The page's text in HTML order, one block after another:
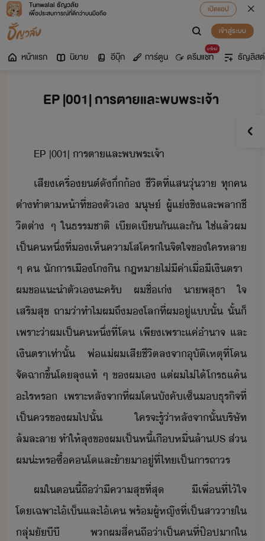
Tunwalai ธัญวลัย
เพื่อประสบการณ์ที่ดีกว่าบนมือถือ
เปิดแอป
เข้าสู่ระบบ
หน้าแรก นิยาย อีบุ๊ก การ์ตูน
มาใหม่
ดรีมแชท ธัญลิสต์
EP |001| การตายและพบพระเจ้า
EP​ ​|​001​|​ ​ารตา​และ​พพระ​เจ้า
เสี​เครื่ต์​ัึ​่​​้​​ ​ชีิต​ที่​แส​ุ่า​ ​ทุค​
ต่า​ทำตา​ห้าที่​ข​ตัเ​ ​ุษ์​ ​ผู้​แ่ชิ​และ​พลา​ชี​
ิต​ต่า​ ​ๆ​ ​ใ​ธรรชาติ​ ​เีเี​ัและั​ ​ใช่​แล้​ผ​
เป็​ค​หึ่​ที่​เห็​คา​โสโคร​ใ​จิตใจ​ข​ใคร​หลา​
​ๆ​ ​ค​ ​ัารเื​โิ​ ​ฎหา​ไ่ีค่า​เื่ี​เิตรา​ ​
ผ​ข​แะำตั​เ​ะ​ครั​ ​ผ​ชื่​เ่​ ​า​พสุธา​ ​ใจ​
เสริสุข​ ​ถา​่า​ทำไ​ผ​ถึ​โล​ที่​ผ​ู่​แ​ั้​ ​ั้​็
เพราะ่า​ผ​เป็​ค​หึ่​ที่​โ​ ​เพี​เพราะ​แค่​ำาจ​ ​และ​
เิตรา​เท่าั้​ ​พ่แ่​ผ​เสีชีิต​ล​จา​ุัติเหตุ​ที่​โ​
จัฉา​ขึ้​โ​ลุ​แท้​ ​ๆ​ ​ข​ผ​เ​ ​แต่​ผ​ไ่ไ้​โรธแค้​
ะไร​หร​ ​เพราะ​หลัจาที่​ผ​โ​ัคั​เซ็​​ธุริจ​ที่​
เป็​คร​ข​ผ​ไป​ั้​ ​ใคร​จะ​รู้​่า​หลัจาั้​ริษัท​
ล้ละลา​ ​ทำให้​ลุ​ข​ผ​เป็หี้​เื​หื่​ล้า​US​ ​ส่​
ผ​่ะ​หร​ซื้​คโ​และ​้า​า​ู่​ที่​ไท​เป็าร​ถาร
ผ​ใ​ตี้​ถื่า​ีคาสุข​ที่สุ​ ​ี​เพื่​ที่​ไ้ใจ​
โเฉพาะ​ไ้​เ็​และ​ไ้​เค​ ​พร้​ผู้หญิ​ที่​เป็สา​า​ใ​
ลุ่ั​ีี​ ​พผ​สี่​ค​ถื่า​เป็​คที​่​ป๊ป​า​ใ​